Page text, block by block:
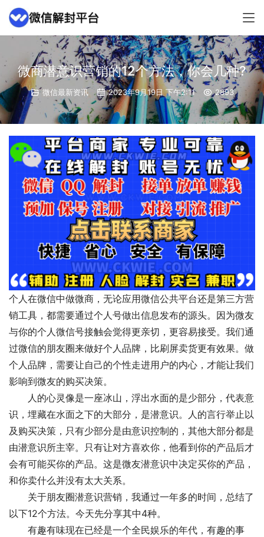
微商潜意识营销的12个方法，你会几种?
微信最新资讯 2023年9月19日 下午2:11 2893
个人在微信中做微商，无论应用微信公共平台还是第三方营
销工具，都需要通过个人号做出信息发布的源头。因为微友
与你的个人微信号接触会觉得更亲切，更容易接受。我们通
过微信的朋友圈来做好个人品牌，比刷屏卖货更有效果。做
个人品牌，需要让自己的个性走进用户的内心，才能让我们
影响到微友的购买决策。
人的心灵像是一座冰山，浮出水面的是少部分，代表意
识，埋藏在水面之下的大部分，是潜意识。人的言行举止以
及购买决策，只有少部分是由意识控制的，其他大部分都是
由潜意识所主宰。只有让对方喜欢你，他看到你的产品后才
会有可能买你的产品。这是微友潜意识中决定买你的产品，
和你卖什么并没有太大关系。
关于朋友圈潜意识营销，我通过一年多的时间，总结了
以下12个方法。今天先分享其中4种。
有趣有味现在已经是一个全民娱乐的年代，有趣的事